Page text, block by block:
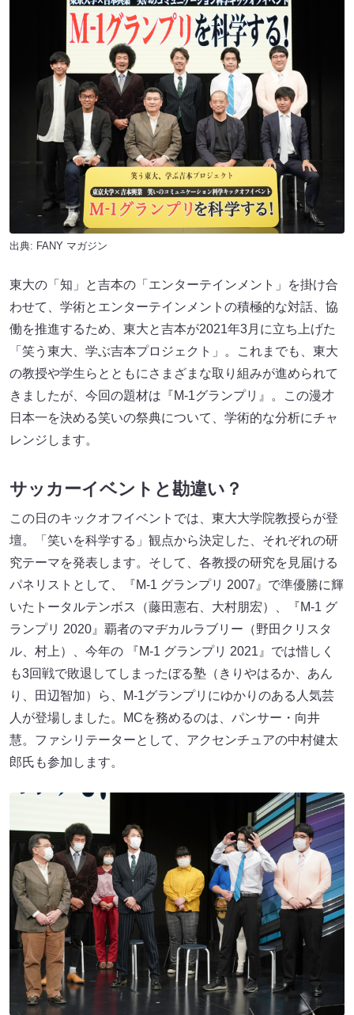
出典: FANY マガジン
東大の「知」と吉本の「エンターテインメント」を掛け合
わせて、学術とエンターテインメントの積極的な対話、協
働を推進するため、東大と吉本が2021年3月に立ち上げた
「笑う東大、学ぶ吉本プロジェクト」。これまでも、東大
の教授や学生らとともにさまざまな取り組みが進められて
きましたが、今回の題材は『M-1グランプリ』。この漫才
日本一を決める笑いの祭典について、学術的な分析にチャ
レンジします。
サッカーイベントと勘違い？
この日のキックオフイベントでは、東大大学院教授らが登
壇。「笑いを科学する」観点から決定した、それぞれの研
究テーマを発表します。そして、各教授の研究を見届ける
パネリストとして、『M-1 グランプリ 2007』で準優勝に輝
いたトータルテンボス（藤田憲右、大村朋宏）、『M-1 グ
ランプリ 2020』覇者のマヂカルラブリー（野田クリスタ
ル、村上）、今年の 『M-1 グランプリ 2021』では惜しく
も3回戦で敗退してしまったぼる塾（きりやはるか、あん
り、田辺智加）ら、M-1グランプリにゆかりのある人気芸
人が登場しました。MCを務めるのは、パンサー・向井
慧。ファシリテーターとして、アクセンチュアの中村健太
郎氏も参加します。